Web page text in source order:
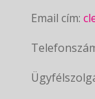
Email cím: